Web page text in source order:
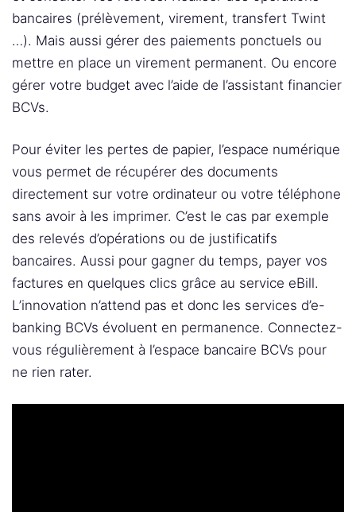
bancaires (prélèvement, virement, transfert Twint
…). Mais aussi gérer des paiements ponctuels ou
mettre en place un virement permanent. Ou encore
gérer votre budget avec l’aide de l’assistant financier
BCVs.
Pour éviter les pertes de papier, l’espace numérique
vous permet de récupérer des documents
directement sur votre ordinateur ou votre téléphone
sans avoir à les imprimer. C’est le cas par exemple
des relevés d’opérations ou de justificatifs
bancaires. Aussi pour gagner du temps, payer vos
factures en quelques clics grâce au service eBill.
L’innovation n’attend pas et donc les services d’e-
banking BCVs évoluent en permanence. Connectez-
vous régulièrement à l’espace bancaire BCVs pour
ne rien rater.